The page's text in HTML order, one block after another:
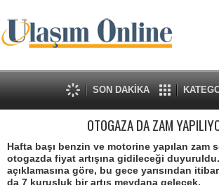
SON DAKİKA
OTOGAZA DA ZAM
Hafta başı benzin ve motorine yapılan zam
otogazda fiyat artışına gidileceği
açıklamasına göre, bu gece yarısından
da 7 kuruşluk bir artış meydana gelecek.